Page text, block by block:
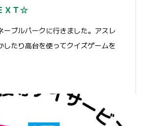
ＸＴ☆
ーブルパークに行きました。アスレ
したり高台を使ってクイズゲームを